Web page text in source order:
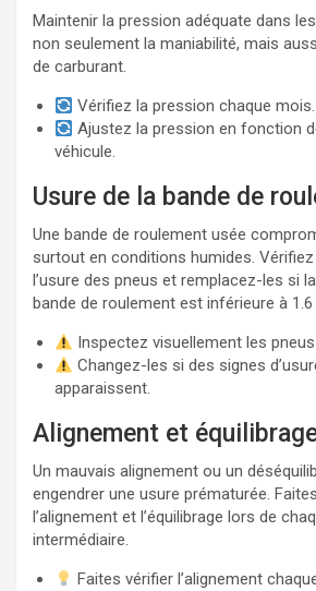
Maintenir la pression adéquate dans
non seulement la maniabilité, mais
de carburant.
Vérifiez la pression chaque mois.
Ajustez la pression en fonction
véhicule.
Usure de la bande de
Une bande de roulement usée
surtout en conditions humides.
l’usure des pneus et remplacez-les si
bande de roulement est inférieure à 1.6
Inspectez visuellement les
Changez-les si des signes
apparaissent.
Alignement et
Un mauvais alignement ou un
engendrer une usure prématurée.
l’alignement et l’équilibrage lors de
intermédiaire.
Faites vérifier l’alignement